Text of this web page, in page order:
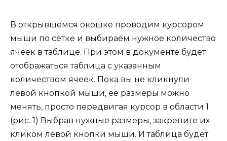
В открывшемся окошке проводим курсором
мыши по сетке и выбираем нужное количество
ячеек в таблице. При этом в документе будет
отображаться таблица с указанным
количеством ячеек. Пока вы не кликнули
левой кнопкой мыши, ее размеры можно
менять, просто передвигая курсор в области 1
(рис. 1) Выбрав нужные размеры, закрепите их
кликом левой кнопки мыши. И таблица будет